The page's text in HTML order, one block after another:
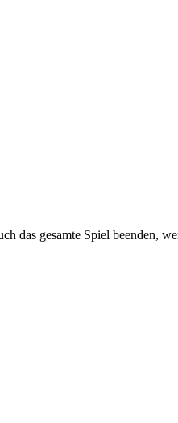
das gesamte Spiel beenden,